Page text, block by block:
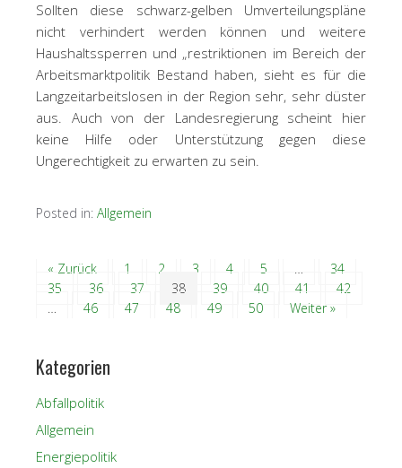
Sollten diese schwarz-gelben Umverteilungspläne
nicht verhindert werden können und weitere
Haushaltssperren und „restriktionen im Bereich der
Arbeitsmarktpolitik Bestand haben, sieht es für die
Langzeitarbeitslosen in der Region sehr, sehr düster
aus. Auch von der Landesregierung scheint hier
keine Hilfe oder Unterstützung gegen diese
Ungerechtigkeit zu erwarten zu sein.
Posted in: Allgemein
« Zurück 1 2 3 4 5 …
34
35
36 37 38 39 40 41
42
…
46 47 48 49 50 Weiter »
Kategorien
Abfallpolitik
Allgemein
Energiepolitik